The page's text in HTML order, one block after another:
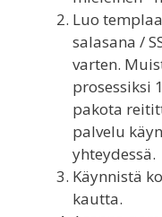
Luo
salasana /
varten.
prosessiksi
pakota
palvelu
yhteydessä.
Käynnistä
kautta.